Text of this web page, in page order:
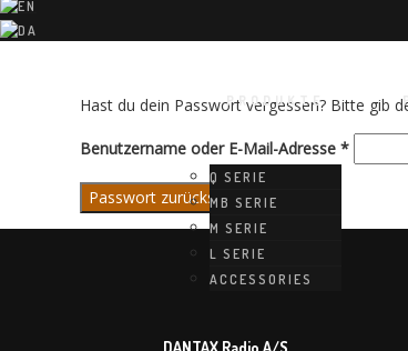
PRODUKTE
Q SERIE
MB SERIE
M SERIE
L SERIE
ACCESSORIES
Hast du dein Passwort vergessen? Bitte gib
Benutzername oder E-Mail-Adresse *
Passwort zurücksetzen
DANTAX Radio A/S